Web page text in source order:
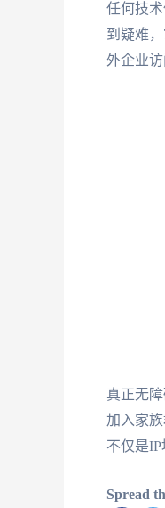
任何技
到疑难
外企业访
真正无
加入家
不仅是IP
Spread